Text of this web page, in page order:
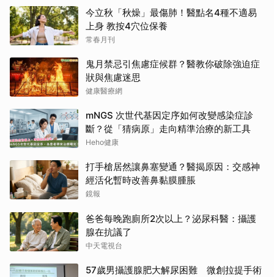
今立秋「秋燥」最傷肺！醫點名4種不適易
上身 教按4穴位保養
常春月刊
鬼月禁忌引焦慮症候群？醫教你破除強迫症
狀與焦慮迷思
健康醫療網
mNGS 次世代基因定序如何改變感染症診
斷？從「猜病原」走向精準治療的新工具
Heho健康
打手槍居然讓鼻塞變通？醫揭原因：交感神
經活化暫時改善鼻黏膜腫脹
鏡報
爸爸每晚跑廁所2次以上？泌尿科醫：攝護
腺在抗議了
中天電視台
57歲男攝護腺肥大解尿困難 微創拉提手術